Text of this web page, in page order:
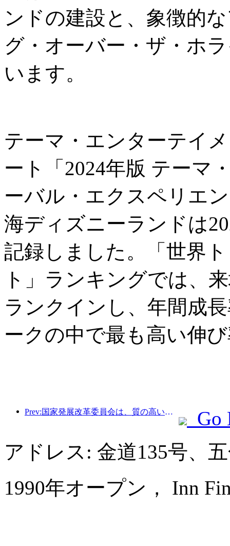
ンドの建設と、象徴的
グ・オーバー・ザ・ホ
います。
テーマ・エンターテイ
ート「2024年版 テーマ
ーバル・エクスペリエ
海ディズニーランドは
記録しました。「世界
ト」ランキングでは、
ランクインし、年間成
ークの中で最も高い伸
Prev:国家発展改革委員会は、質の高いアウトドアスポーツの目的地49か所の最初のバッチを発表しました。
Go
アドレス: 金道135号、
1990年オープン， Inn